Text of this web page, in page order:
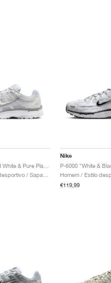
Nike
P-6000 "White &
€119,99